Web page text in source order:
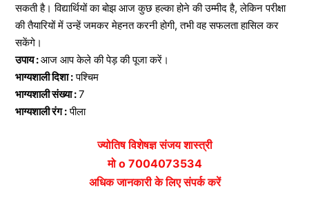
सकती है। विद्यार्थियों का बोझ आज कुछ हल्का होने की उम्मीद है, लेकिन परीक्षा
की तैयारियों में उन्हें जमकर मेहनत करनी होगी, तभी वह सफलता हासिल कर
सकेंगे।
उपाय :आज आप केले की पेड़ की पूजा करें।
भाग्यशाली दिशा :पश्चिम
भाग्यशाली संख्या :7
भाग्यशाली रंग :पीला
ज्योतिष विशेषज्ञ संजय शास्त्री
मो o 7004073534
अधिक जानकारी के लिए संपर्क करें